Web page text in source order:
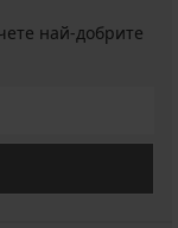
най-добрите